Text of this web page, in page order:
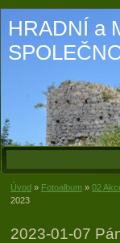
HRADNÍ a
Úvod » Fotoalbum » 02
2023
2023-01-07